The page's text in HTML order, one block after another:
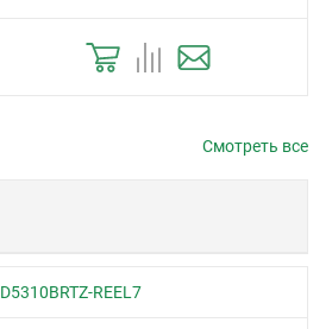
Смотреть все
REEL7